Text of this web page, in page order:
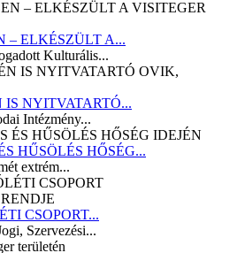
– ELKÉSZÜLT A...
Kulturális...
IS NYITVATARTÓ...
Intézmény...
HŰSÖLÉS HŐSÉG...
extrém...
CSOPORT...
Szervezési...